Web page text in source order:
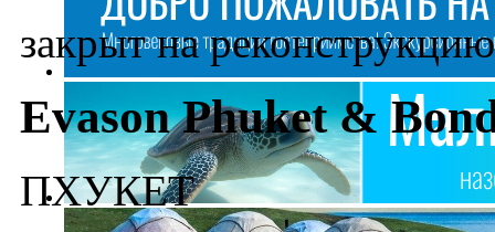
закрыт на реконструкцию
Evason Phuket &
ПХУКЕТ